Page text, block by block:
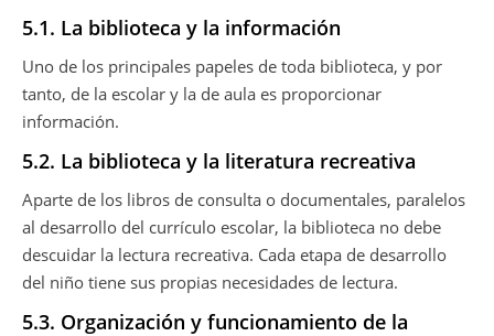
5.1. La biblioteca y la información
Uno de los principales papeles de toda biblioteca, y por
tanto, de la escolar y la de aula es proporcionar
información.
5.2. La biblioteca y la literatura recreativa
Aparte de los libros de consulta o documentales, paralelos
al desarrollo del currículo escolar, la biblioteca no debe
descuidar la lectura recreativa. Cada etapa de desarrollo
del niño tiene sus propias necesidades de lectura.
5.3. Organización y funcionamiento de la